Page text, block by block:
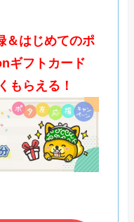
＆はじめてのポ
ギフトカード
もらえる！